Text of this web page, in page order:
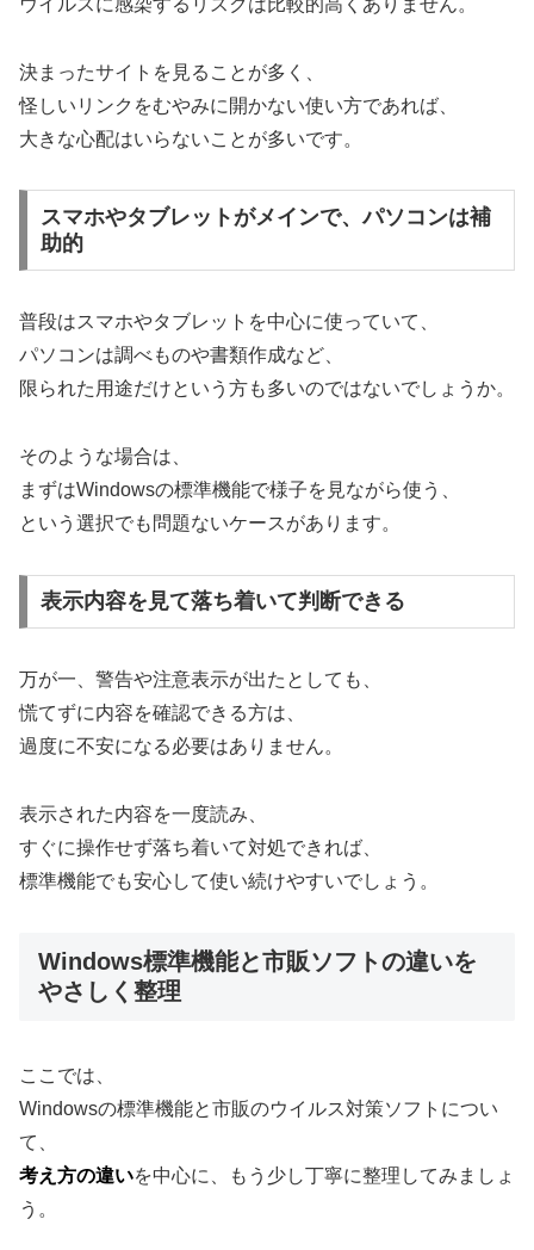
決まったサイトを見ることが多く、
怪しいリンクをむやみに開かない使い方であれば、
大きな心配はいらないことが多いです。
スマホやタブレットがメインで、パソコンは補
助的
普段はスマホやタブレットを中心に使っていて、
パソコンは調べものや書類作成など、
限られた用途だけという方も多いのではないでしょうか。
そのような場合は、
まずはWindowsの標準機能で様子を見ながら使う、
という選択でも問題ないケースがあります。
表示内容を見て落ち着いて判断できる
万が一、警告や注意表示が出たとしても、
慌てずに内容を確認できる方は、
過度に不安になる必要はありません。
表示された内容を一度読み、
すぐに操作せず落ち着いて対処できれば、
標準機能でも安心して使い続けやすいでしょう。
Windows標準機能と市販ソフトの違いを
やさしく整理
ここでは、
Windowsの標準機能と市販のウイルス対策ソフトについ
て、
考え方の違いを中心に、もう少し丁寧に整理してみましょ
う。